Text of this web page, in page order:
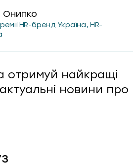
HR-бренд Україна, HR-
отримуй найкращі
новини про